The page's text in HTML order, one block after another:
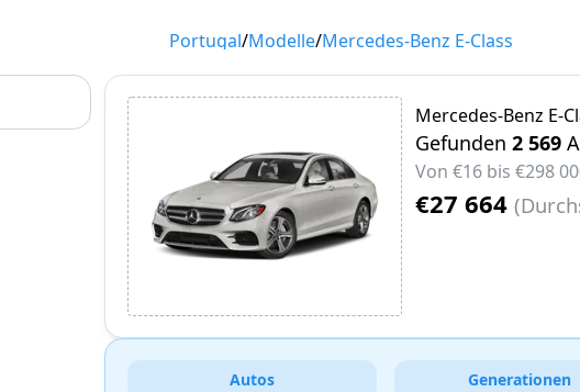
Portugal/Modelle/Mercedes-Benz E-Class
Mercedes-Benz E-
Gefunden 2 569
Von €16 bis €298
€27 664 (
Autos Generationen